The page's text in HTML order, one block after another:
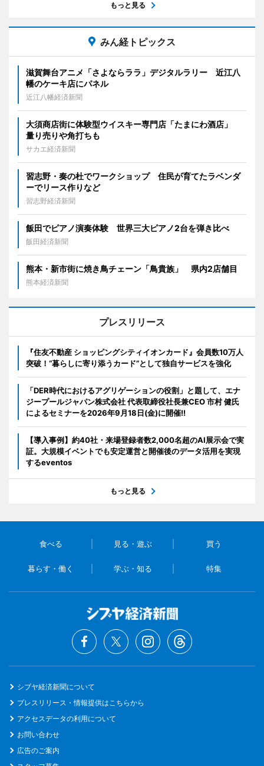
もっと見る
みん経トピックス
滋賀舞台アニメ「さよならララ」デジタルラリー 近江八
幡のケーキ店にパネル
近江八幡経済新聞
大須商店街に体験型ウイスキー専門店「たまにわ酒店」
量り売りや角打ちも
サカエ経済新聞
習志野・奏の杜でワークショップ 住民が育てたラベンダ
ーでリース作りなど
習志野経済新聞
飯田でピアノ演奏体験 世界三大ピアノ2台を弾き比べ
飯田経済新聞
熊本・新市街に焼き鳥チェーン「鳥貴族」 県内2店舗目
熊本経済新聞
プレスリリース
『住友不動産 ショッピングシティイオンカード』会員数10万人
突破！“暮らしに寄り添うカード”として独自サービスを強化
「DER時代におけるアグリゲーションの役割」と題して、エナ
ジープールジャパン株式会社 代表取締役社長兼CEO 市村 健氏
によるセミナーを2026年9月18日(金)に開催!!
【導入事例】約40社・来場登録者数2,000名超のAI展示会で実
証。大規模イベントでも安定運営と開催後のデータ活用を実現
するeventos
もっと見る
食べる 見る・遊ぶ 買う
暮らす・働く 学ぶ・知る 特集
シブヤ経済新聞について
プレスリリース・情報提供はこちらから
アクセスデータの利用について
お問い合わせ
広告のご案内